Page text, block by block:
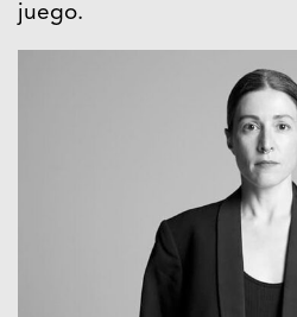
juego.